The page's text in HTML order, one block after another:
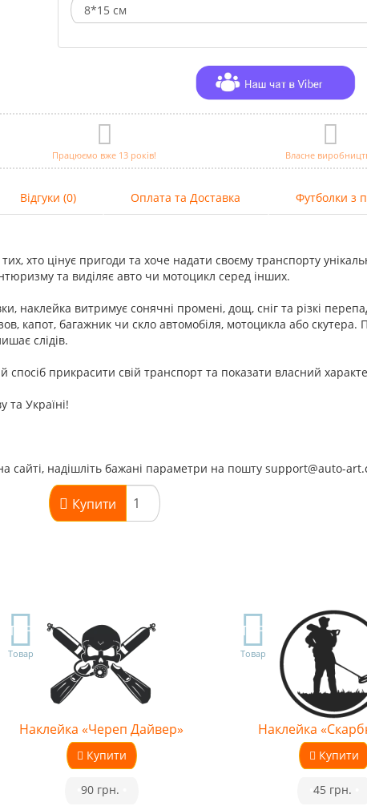
Працюємо вже 13 років! Власне
Відгуки (0) Оплата та Доставка Футболки з
хто цінує пригоди та хоче надати своєму транспорту
та виділяє авто чи мотоцикл серед інших.
наклейка витримує сонячні промені, дощ, сніг та різкі
капот, багажник чи скло автомобіля, мотоцикла або скутера.
слідів.
прикрасити свій транспорт та показати власний
та Україні!
сайті, надішліть бажані параметри на пошту support@auto-
Купити
TOP
Товар
Наклейка «Череп Дайвер»
Купити
90 грн.
TOP
Товар
Наклейка
Купити
45 грн.